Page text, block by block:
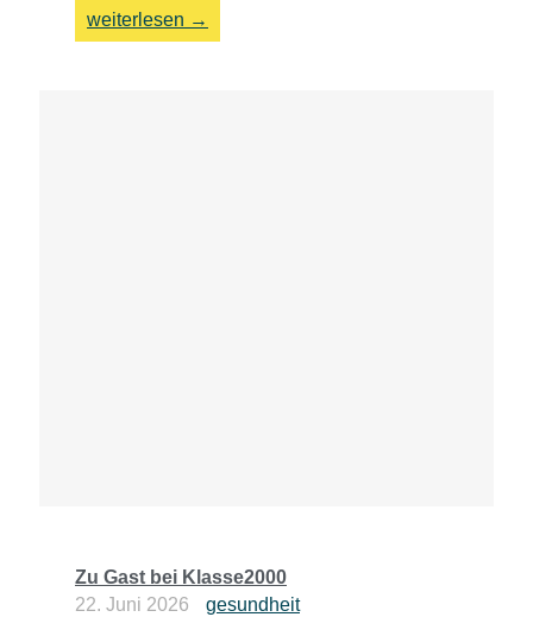
weiterlesen →
Zu Gast bei Klasse2000
22. Juni 2026
gesundheit